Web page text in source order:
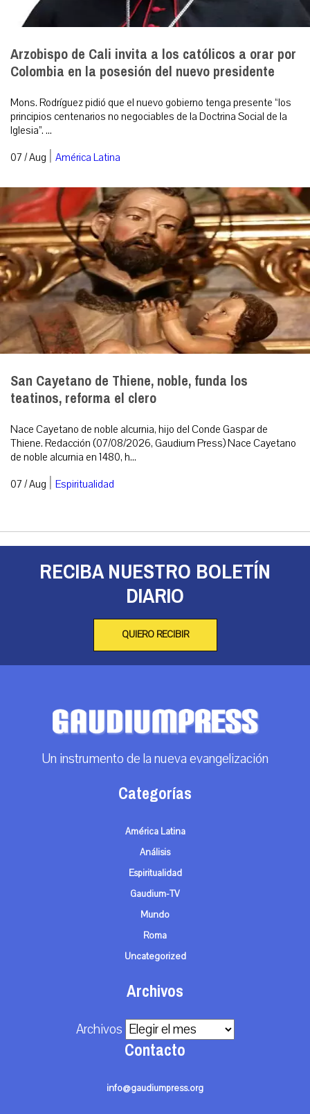
Arzobispo de Cali invita a los católicos a orar por
Colombia en la posesión del nuevo presidente
Mons. Rodríguez pidió que el nuevo gobierno tenga presente “los
principios centenarios no negociables de la Doctrina Social de la
Iglesia”. ...
07 / Aug | América Latina
San Cayetano de Thiene, noble, funda los
teatinos, reforma el clero
Nace Cayetano de noble alcurnia, hijo del Conde Gaspar de
Thiene. Redacción (07/08/2026, Gaudium Press) Nace Cayetano
de noble alcurnia en 1480, h...
07 / Aug | Espiritualidad
RECIBA NUESTRO BOLETÍN
DIARIO
QUIERO RECIBIR
Un instrumento de la nueva evangelización
Categorías
América Latina
Análisis
Espiritualidad
Gaudium-TV
Mundo
Roma
Uncategorized
Archivos
Archivos
Contacto
info@gaudiumpress.org